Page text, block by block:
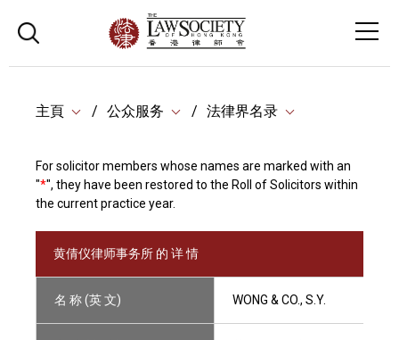
主頁 公众服务 法律界名录
For solicitor members whose names are marked with an
"*", they have been restored to the Roll of Solicitors within
the current practice year.
黄倩仪律师事务所 的 详 情
名 称 (英 文) WONG & CO., S.Y.